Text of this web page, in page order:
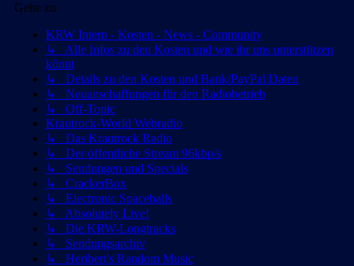
Gehe zu
KRW Intern - Kosten - News - Community
↳ Alle Infos zu den Kosten und wie ihr uns unterstützen
könnt
↳ Details zu den Kosten und Bank/PayPal Daten
↳ Neuanschaffungen für den Radiobetrieb
↳ Off-Topic
Krautrock-World Webradio
↳ Das Krautrock Radio
↳ Der öffentliche Stream 96kbp/s
↳ Sendungen und Specials
↳ CrackerBox
↳ Electronic Spaceballs
↳ Absolutely Live!
↳ Die KRW-Longtracks
↳ Sendungsarchiv
↳ Heribert's Random Music